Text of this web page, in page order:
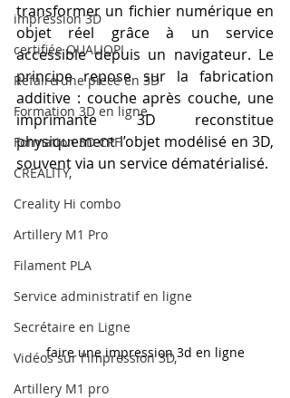
impression 3D
certifiée QUALIOPI
Refaire une piece en 3D
Formation 3D en ligne.
Formation 3D CPF
CREALITY,
Creality Hi combo
Artillery M1 Pro
Filament PLA
Service administratif en ligne
Secrétaire en Ligne
Vidéos sur l'impression 3D,
Artillery M1 pro
transformer un fichier numérique en
objet réel grâce à un service
accessible depuis un navigateur. Le
principe repose sur la fabrication
additive : couche après couche, une
imprimante 3D reconstitue
physiquement l’objet modélisé en 3D,
souvent via un service dématérialisé.
faire une impression 3d en ligne